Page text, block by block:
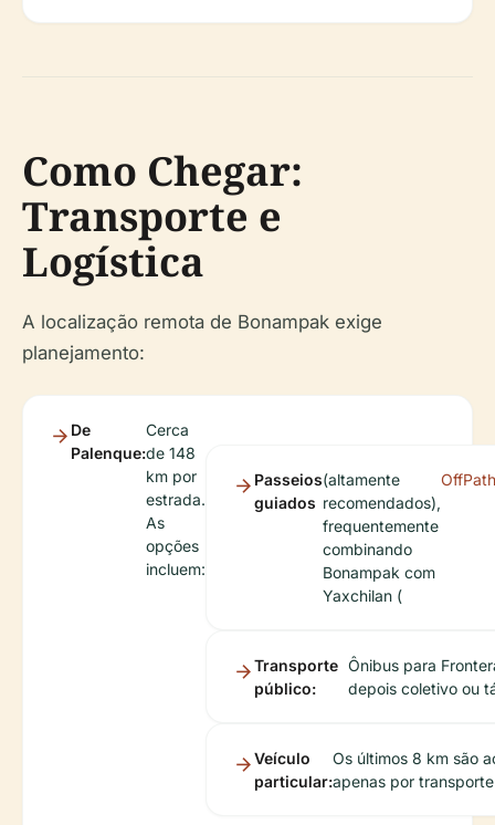
Como Chegar:
Transporte e
Logística
A localização remota de Bonampak exige
planejamento:
De
Palenque:
Cerca
de 148
km por
estrada.
As
opções
incluem:
Passeios
guiados
(altamente
recomendados),
frequentemente
combinando
Bonampak com
Yaxchilan (
Transporte
público:
Ônibus para
depois coletivo ou
Veículo
particular:
Os últimos 8 km são
apenas por